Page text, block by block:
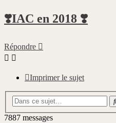
❣️IAC en 2018 ❣️
Répondre
Imprimer le sujet
7887 messages